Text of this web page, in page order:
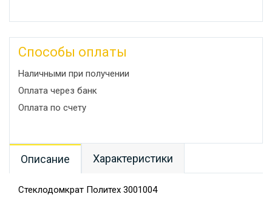
Способы оплаты
Наличными при получении
Оплата через банк
Оплата по счету
Описание Характеристики
Стеклодомкрат Политех 3001004